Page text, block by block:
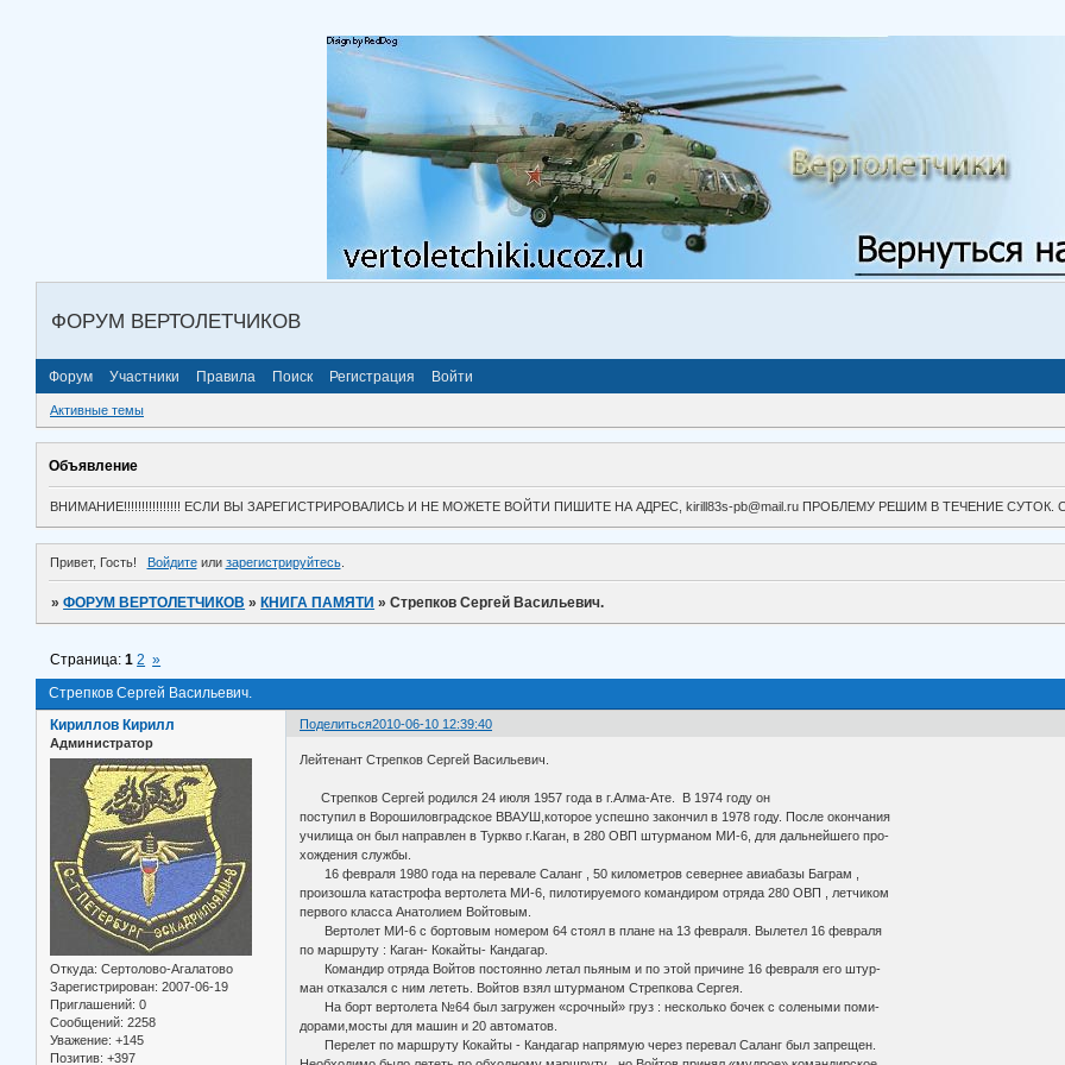
ФОРУМ ВЕРТОЛЕТЧИКОВ
Форум Участники Правила Поиск Регистрация Войти
Активные темы
Объявление
ВНИМАНИЕ!!!!!!!!!!!!!!!! ЕСЛИ ВЫ ЗАРЕГИСТРИРОВАЛИСЬ И НЕ МОЖЕТЕ ВОЙТИ ПИШИТЕ НА АДРЕС, kirill83s-pb@mail.ru ПРОБЛЕМУ РЕШИМ В ТЕЧЕНИЕ
Привет, Гость! Войдитеили зарегистрируйтесь.
»ФОРУМ ВЕРТОЛЕТЧИКОВ » КНИГА ПАМЯТИ »Стрепков Сергей Васильевич.
Стрепков Сергей Васильевич.
Страница:1 2 »
Поделиться2010-06-10 12:39:40
Кириллов Кирилл
Администратор
Откуда: Сертолово-Агалатово
Зарегистрирован: 2007-06-19
Приглашений: 0
Сообщений: 2258
Уважение: +145
Позитив: +397
Лейтенант Стрепков Сергей Васильевич.
Стрепков Сергей родился 24 июля 1957 года в г.Алма-Ате. В 1974 году он
поступил в Ворошиловградское ВВАУШ,которое успешно закончил в 1978 году. После окончания
училища он был направлен в Туркво г.Каган, в 280 ОВП штурманом МИ-6, для дальнейшего про-
хождения службы.
16 февраля 1980 года на перевале Саланг , 50 километров севернее авиабазы Баграм ,
произошла катастрофа вертолета МИ-6, пилотируемого командиром отряда 280 ОВП , летчиком
первого класса Анатолием Войтовым.
Вертолет МИ-6 с бортовым номером 64 стоял в плане на 13 февраля. Вылетел 16 февраля
по маршруту : Каган- Кокайты- Кандагар.
Командир отряда Войтов постоянно летал пьяным и по этой причине 16 февраля его штур-
ман отказался с ним лететь. Войтов взял штурманом Стрепкова Сергея.
На борт вертолета №64 был загружен «срочный» груз : несколько бочек с солеными поми-
дорами,мосты для машин и 20 автоматов.
Перелет по маршруту Кокайты - Кандагар напрямую через перевал Саланг был запрещен.